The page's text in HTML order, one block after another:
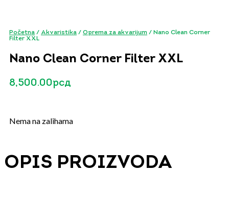
Početna / Akvaristika / Oprema za akvarijum / Nano Clean Corner
Filter XXL
Nano Clean Corner Filter XXL
8,500.00рсд
Nema na zalihama
OPIS PROIZVODA